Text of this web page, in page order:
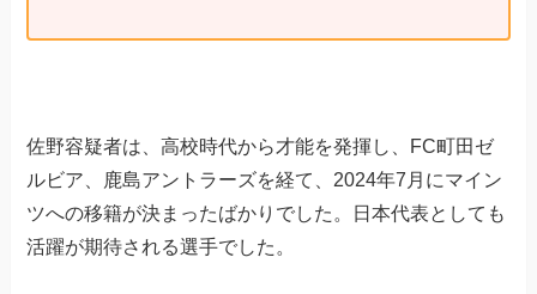
佐野容疑者は、高校時代から才能を発揮し、FC町田ゼ
ルビア、鹿島アントラーズを経て、2024年7月にマイン
ツへの移籍が決まったばかりでした。日本代表としても
活躍が期待される選手でした。